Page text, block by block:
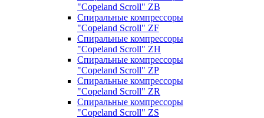
"Copeland Scroll" ZB
Спиральные компрессоры
"Copeland Scroll" ZF
Спиральные компрессоры
"Copeland Scroll" ZH
Спиральные компрессоры
"Copeland Scroll" ZP
Спиральные компрессоры
"Copeland Scroll" ZR
Спиральные компрессоры
"Copeland Scroll" ZS